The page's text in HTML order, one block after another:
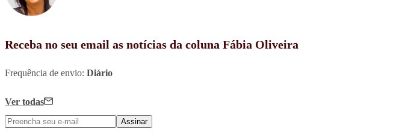
Receba no seu email as notícias da coluna Fábia Oliveira
Frequência de envio: Diário
Ver todas
Assinar